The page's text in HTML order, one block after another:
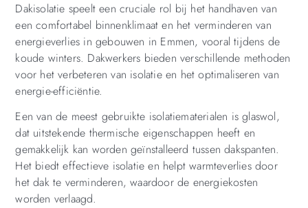
Dakisolatie speelt een cruciale rol bij het handhaven van
een comfortabel binnenklimaat en het verminderen van
energieverlies in gebouwen in Emmen, vooral tijdens de
koude winters. Dakwerkers bieden verschillende methoden
voor het verbeteren van isolatie en het optimaliseren van
energie-efficiëntie.
Een van de meest gebruikte isolatiematerialen is glaswol,
dat uitstekende thermische eigenschappen heeft en
gemakkelijk kan worden geïnstalleerd tussen dakspanten.
Het biedt effectieve isolatie en helpt warmteverlies door
het dak te verminderen, waardoor de energiekosten
worden verlaagd.